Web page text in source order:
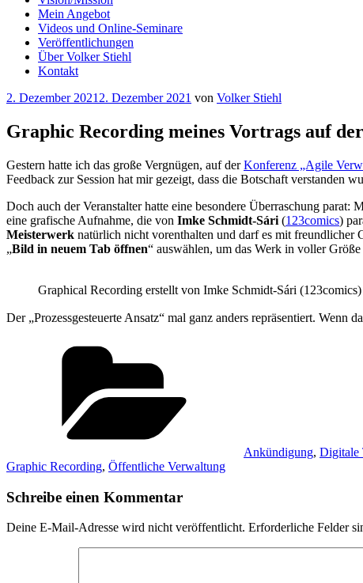
Mein Angebot
Videos und Online-Seminare
Veröffentlichungen
Über Volker Stiehl
Kontakt
Veröffentlicht
2. Dezember 2021 2. Dezember 2021 von Volker Stiehl
Graphic Recording meines Vortrags auf
Gestern hatte ich das große Vergnügen, auf derKonferenz „Agile
Feedback zur Session hat mir gezeigt, dass die Botschaft verstanden
Doch auch der Veranstalter hatte eine besondere Überraschung parat:
eine grafische Aufnahme, die von Imke Schmidt-Sári (123comics)
Meisterwerk natürlich nicht vorenthalten und darf es mit freundlicher
„Bild in neuem Tab öffnen“ auswählen, um das Werk in voller
Graphical Recording erstellt von Imke Schmidt-Sári (123comics)
Der „Prozessgesteuerte Ansatz“ mal ganz anders repräsentiert. Wenn
Ankündigung, Digitale
Graphic Recording, Öffentliche Verwaltung
Schreibe einen Kommentar
Deine E-Mail-Adresse wird nicht veröffentlicht. Erforderliche Felder